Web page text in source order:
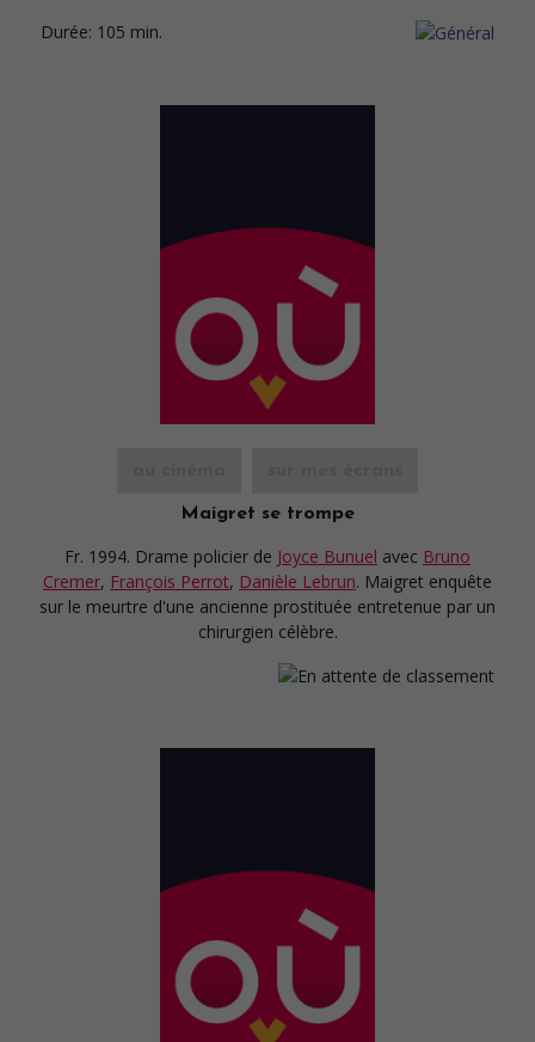
Durée: 105 min.
Maigret se trompe
Fr. 1994. Drame policier de Joyce Bunuel avec Bruno
Cremer, François Perrot, Danièle Lebrun. Maigret enquête
sur le meurtre d'une ancienne prostituée entretenue par un
chirurgien célèbre.